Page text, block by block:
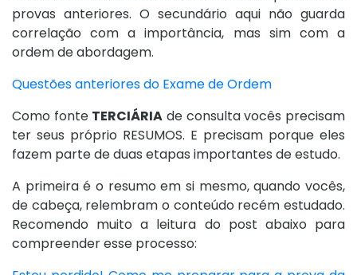
provas anteriores. O secundário aqui não guarda
correlação com a importância, mas sim com a
ordem de abordagem.
Questões anteriores do Exame de Ordem
Como fonte TERCIÁRIA de consulta vocês precisam
ter seus próprio RESUMOS. E precisam porque eles
fazem parte de duas etapas importantes de estudo.
A primeira é o resumo em si mesmo, quando vocês,
de cabeça, relembram o conteúdo recém estudado.
Recomendo muito a leitura do post abaixo para
compreender esse processo: